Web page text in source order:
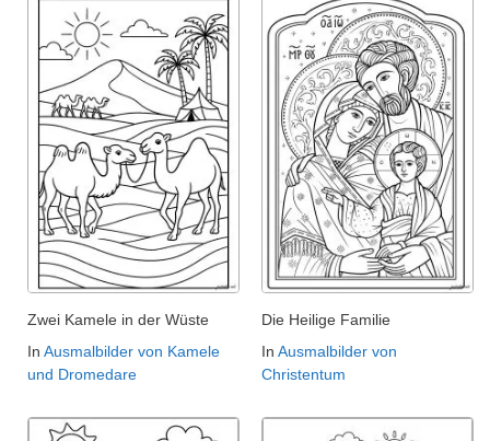
Zwei Kamele in der Wüste
In Ausmalbilder von Kamele
und Dromedare
Die Heilige Familie
In Ausmalbilder von
Christentum